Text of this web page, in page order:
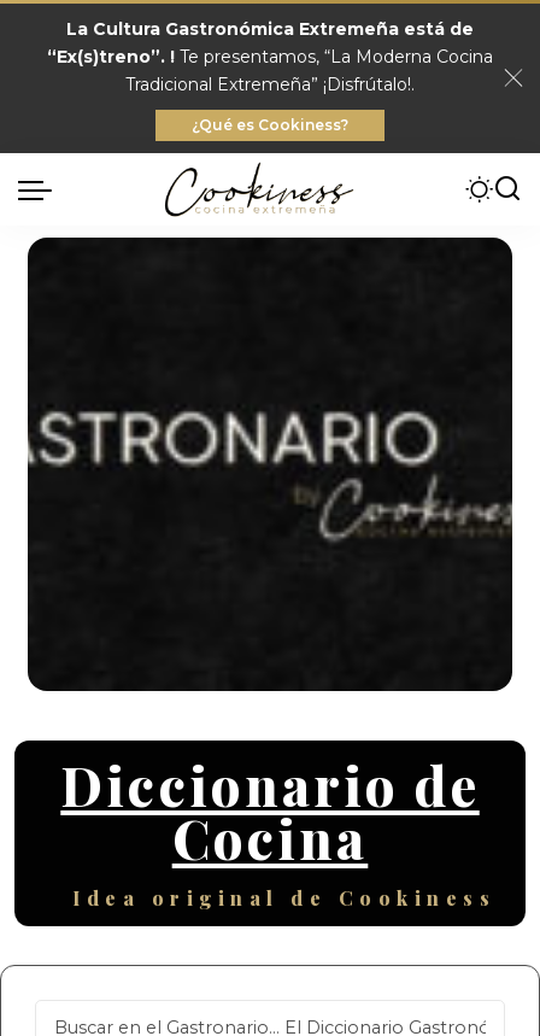
La Cultura Gastronómica Extremeña está de
“Ex(s)treno”. ! Te presentamos, “La Moderna Cocina
Tradicional Extremeña” ¡Disfrútalo!.
¿Qué es Cookiness?
Diccionario de
Cocina
Idea original de Cookiness